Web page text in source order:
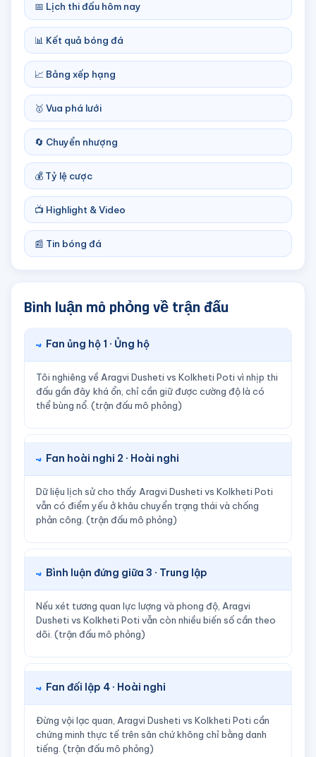
📅 Lịch thi đấu hôm nay
📊 Kết quả bóng đá
📈 Bảng xếp hạng
🥇 Vua phá lưới
🔄 Chuyển nhượng
💰 Tỷ lệ cược
📺 Highlight & Video
📰 Tin bóng đá
Bình luận mô phỏng về trận đấu
Fan ủng hộ 1 · Ủng hộ
Tôi nghiêng về Aragvi Dusheti vs Kolkheti Poti vì nhịp thi
đấu gần đây khá ổn, chỉ cần giữ được cường độ là có
thể bùng nổ. (trận đấu mô phỏng)
Fan hoài nghi 2 · Hoài nghi
Dữ liệu lịch sử cho thấy Aragvi Dusheti vs Kolkheti Poti
vẫn có điểm yếu ở khâu chuyển trạng thái và chống
phản công. (trận đấu mô phỏng)
Bình luận đứng giữa 3 · Trung lập
Nếu xét tương quan lực lượng và phong độ, Aragvi
Dusheti vs Kolkheti Poti vẫn còn nhiều biến số cần theo
dõi. (trận đấu mô phỏng)
Fan đối lập 4 · Hoài nghi
Đừng vội lạc quan, Aragvi Dusheti vs Kolkheti Poti cần
chứng minh thực tế trên sân chứ không chỉ bằng danh
tiếng. (trận đấu mô phỏng)